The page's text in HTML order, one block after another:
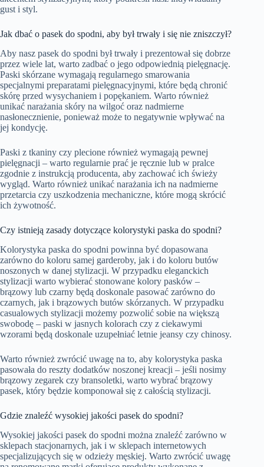
gust i styl.
Jak dbać o pasek do spodni, aby był trwały i się nie zniszczył?
Aby nasz pasek do spodni był trwały i prezentował się dobrze
przez wiele lat, warto zadbać o jego odpowiednią pielęgnację.
Paski skórzane wymagają regularnego smarowania
specjalnymi preparatami pielęgnacyjnymi, które będą chronić
skórę przed wysychaniem i popękaniem. Warto również
unikać narażania skóry na wilgoć oraz nadmierne
nasłonecznienie, ponieważ może to negatywnie wpływać na
jej kondycję.
Paski z tkaniny czy plecione również wymagają pewnej
pielęgnacji – warto regularnie prać je ręcznie lub w pralce
zgodnie z instrukcją producenta, aby zachować ich świeży
wygląd. Warto również unikać narażania ich na nadmierne
przetarcia czy uszkodzenia mechaniczne, które mogą skrócić
ich żywotność.
Czy istnieją zasady dotyczące kolorystyki paska do spodni?
Kolorystyka paska do spodni powinna być dopasowana
zarówno do koloru samej garderoby, jak i do koloru butów
noszonych w danej stylizacji. W przypadku eleganckich
stylizacji warto wybierać stonowane kolory pasków –
brązowy lub czarny będą doskonale pasować zarówno do
czarnych, jak i brązowych butów skórzanych. W przypadku
casualowych stylizacji możemy pozwolić sobie na większą
swobodę – paski w jasnych kolorach czy z ciekawymi
wzorami będą doskonale uzupełniać letnie jeansy czy chinosy.
Warto również zwrócić uwagę na to, aby kolorystyka paska
pasowała do reszty dodatków noszonej kreacji – jeśli nosimy
brązowy zegarek czy bransoletki, warto wybrać brązowy
pasek, który będzie komponował się z całością stylizacji.
Gdzie znaleźć wysokiej jakości pasek do spodni?
Wysokiej jakości pasek do spodni można znaleźć zarówno w
sklepach stacjonarnych, jak i w sklepach internetowych
specjalizujących się w odzieży męskiej. Warto zwrócić uwagę